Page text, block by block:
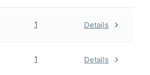
1 Details
1 Details